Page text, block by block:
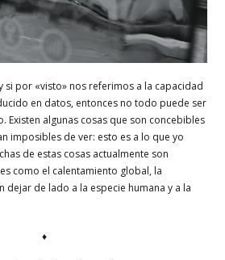
si por «visto» nos referimos a la capacidad
en datos, entonces no todo puede ser
Existen algunas cosas que son concebibles
imposibles de ver: esto es a lo que yo
de estas cosas actualmente son
como el calentamiento global, la
dejar de lado a la especie humana y a la
♦